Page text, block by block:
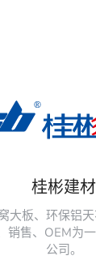
桂彬建材
大板、环保铝
销售、OEM为
公司。